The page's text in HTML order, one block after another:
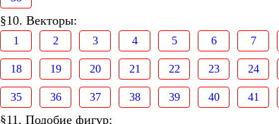
§10. Векторы:
1 2 3 4 5 6 7
18 19 20 21 22 23 24
35 36 37 38 39 40 41
§11. Подобие фигур: